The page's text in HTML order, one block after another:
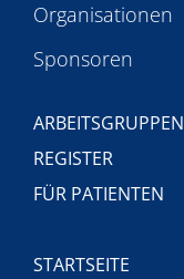
Organisationen
Sponsoren
ARBEITSGRUPPEN
REGISTER
FÜR PATIENTEN
STARTSEITE